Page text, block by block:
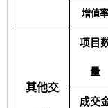
增值率
其他交
项目
量
成交